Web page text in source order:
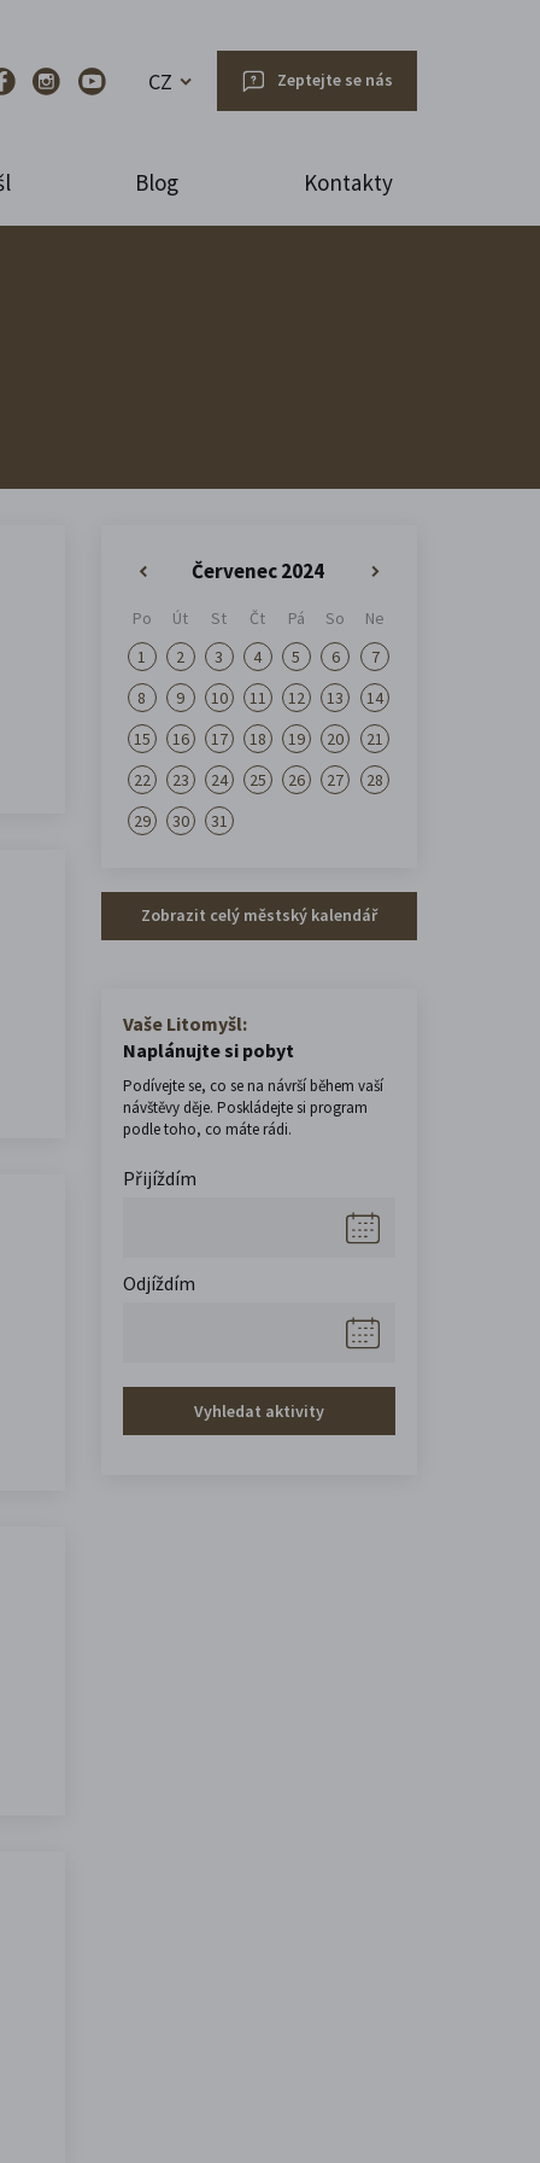
CZ Zeptejte se nás
Blog Kontakty
Červenec 2024
»
Po Út St Čt Pá So
Ne
1
2 3 4 5 6
7
8
9 10 11 12 13
14
15
16 17 18 19 20
21
22
23 24 25 26 27
28
29
30 31
Zobrazit celý městský kalendář
Vaše Litomyšl:
Naplánujte si pobyt
Podívejte se, co se na návrší během vaší
návštěvy děje. Poskládejte si program
podle toho, co máte rádi.
Přijíždím
Odjíždím
Vyhledat aktivity